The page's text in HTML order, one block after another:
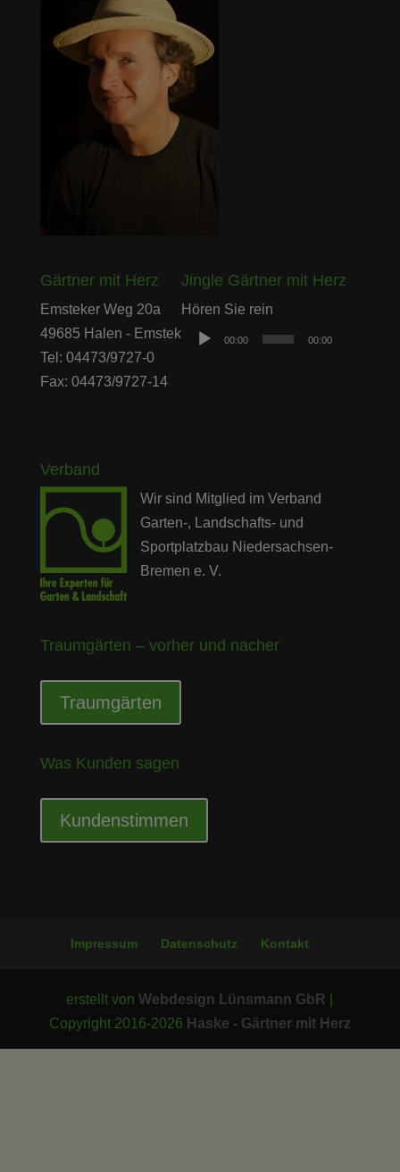
Gärtner mit Herz
Emsteker Weg 20a
49685 Halen - Emstek
Tel: 04473/9727-0
Fax: 04473/9727-14
Jingle Gärtner mit Herz
Hören Sie reinAudio-
Player
00:00 00:00
Verband
Wir sind Mitglied im Verband
Garten-, Landschafts- und
Sportplatzbau Niedersachsen-
Bremen e. V.
Traumgärten – vorher und nacher
Traumgärten
Was Kunden sagen
Kundenstimmen
Impressum Datenschutz Kontakt
erstellt vonWebdesign Lünsmann GbR
Copyright 2016-2026 Haske - Gärtner mit Herz